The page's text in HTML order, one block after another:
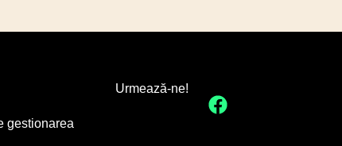
gestionarea
Urmează-ne!